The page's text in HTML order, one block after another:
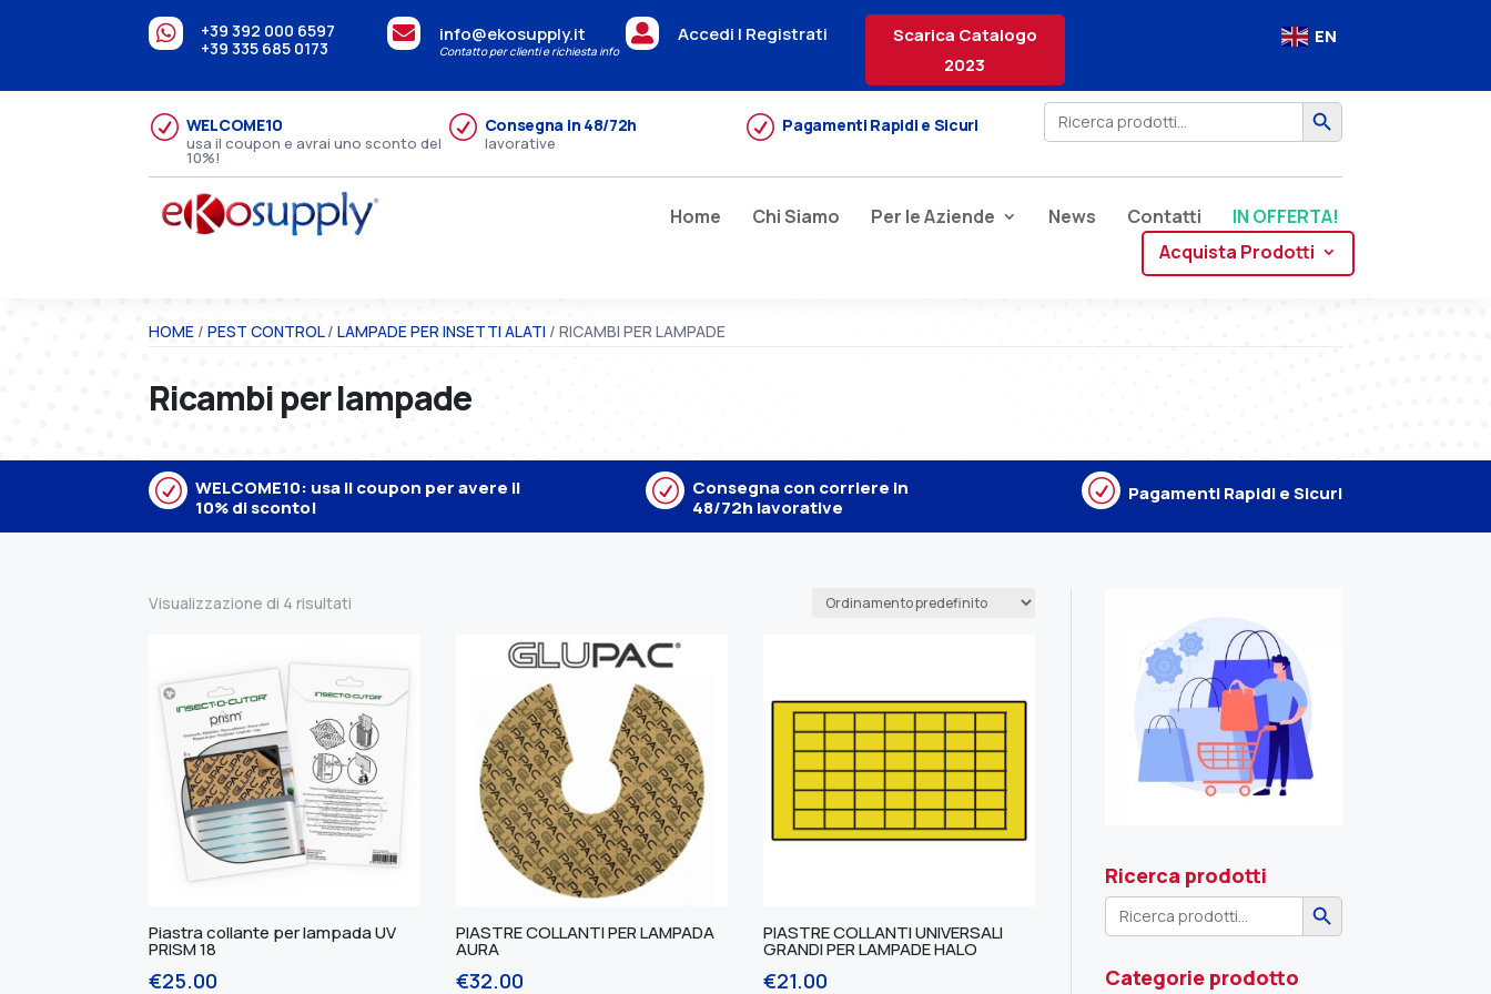

+39 392 000 6597
+39 335 685 0173
 info@ekosupply.it
Contatto per clienti e richiesta info
 Accedi | Registrati
Scarica Catalogo
2023
EN
R WELCOME10
usa il coupon e avrai uno sconto del
10%!
R Consegna in 48/72h
lavorative
R Pagamenti Rapidi e Sicuri
Search
for:
Search Button
Home Chi Siamo Per le Aziende News Contatti
IN OFFERTA!
Acquista Prodotti
HOME /PEST CONTROL/LAMPADE PER INSETTI ALATI / RICAMBI PER LAMPADE
Ricambi per lampade
R WELCOME10: usa il coupon per avere il
10% di sconto!
R
Consegna con corriere in
48/72h lavorative
R Pagamenti Rapidi e Sicuri
Visualizzazione di 4 risultati
Piastra collante per lampada UV
PRISM 18
€25.00
PIASTRE COLLANTI PER LAMPADA
AURA
€32.00
PIASTRE COLLANTI UNIVERSALI
GRANDI PER LAMPADE HALO
€21.00
Ricerca prodotti
Search
for:
Search Button
Categorie prodotto